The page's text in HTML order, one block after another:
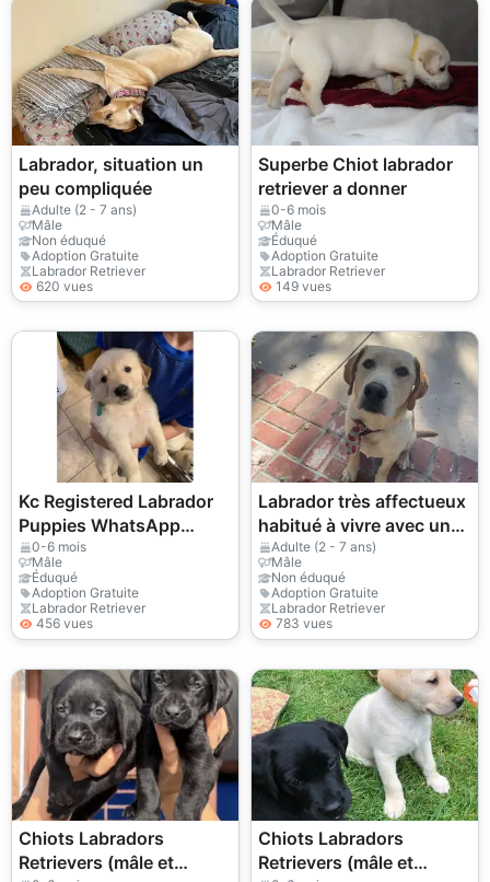
Labrador, situation un
peu compliquée
Adulte (2 - 7 ans)
Mâle
Non éduqué
Adoption Gratuite
Labrador Retriever
620 vues
Superbe Chiot labrador
retriever a donner
0-6 mois
Mâle
Éduqué
Adoption Gratuite
Labrador Retriever
149 vues
Kc Registered Labrador
Puppies WhatsApp
+447393160284
0-6 mois
Mâle
Éduqué
Adoption Gratuite
Labrador Retriever
456 vues
Labrador très affectueux
habitué à vivre avec une
famille
Adulte (2 - 7 ans)
Mâle
Non éduqué
Adoption Gratuite
Labrador Retriever
783 vues
Chiots Labradors
Retrievers (mâle et
Chiots Labradors
Retrievers (mâle et